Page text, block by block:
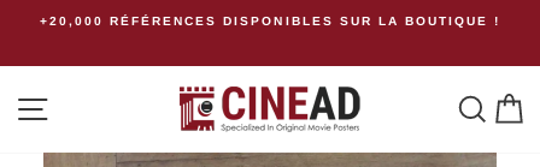
Passer+20,000 RÉFÉRENCES DISPONIBLES SUR LA BOUTIQUE !